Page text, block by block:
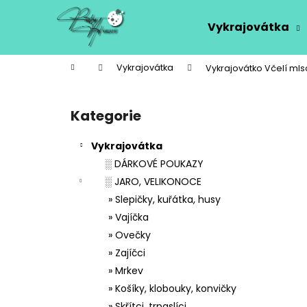
Vykrajovátka
Domů Vykrajovátka Vykrajovátko Včelí
Přeskočit
kategorie
Kategorie
Vykrajovátka
░ DÁRKOVÉ POUKAZY
░ JARO, VELIKONOCE
» Slepičky, kuřátka, husy
» Vajíčka
» Ovečky
» Zajíčci
» Mrkev
» Košíky, klobouky, konvičky
í
Zpět
do
Zpět
do